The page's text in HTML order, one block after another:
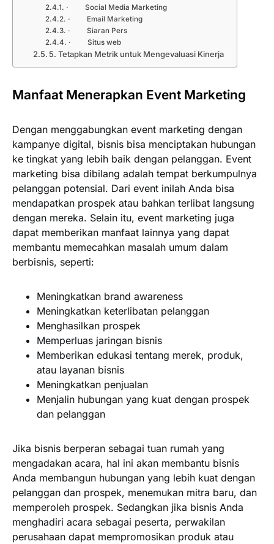
· Social Media Marketing
· Email Marketing
· Siaran Pers
· Situs web
5. Tetapkan Metrik untuk Mengevaluasi Kinerja
Manfaat Menerapkan Event Marketing
Dengan menggabungkan event marketing dengan
kampanye digital, bisnis bisa menciptakan hubungan
ke tingkat yang lebih baik dengan pelanggan. Event
marketing bisa dibilang adalah tempat berkumpulnya
pelanggan potensial. Dari event inilah Anda bisa
mendapatkan prospek atau bahkan terlibat langsung
dengan mereka. Selain itu, event marketing juga
dapat memberikan manfaat lainnya yang dapat
membantu memecahkan masalah umum dalam
berbisnis, seperti:
Meningkatkan brand awareness
Meningkatkan keterlibatan pelanggan
Menghasilkan prospek
Memperluas jaringan bisnis
Memberikan edukasi tentang merek, produk,
atau layanan bisnis
Meningkatkan penjualan
Menjalin hubungan yang kuat dengan prospek
dan pelanggan
Jika bisnis berperan sebagai tuan rumah yang
mengadakan acara, hal ini akan membantu bisnis
Anda membangun hubungan yang lebih kuat dengan
pelanggan dan prospek, menemukan mitra baru, dan
memperoleh prospek. Sedangkan jika bisnis Anda
menghadiri acara sebagai peserta, perwakilan
perusahaan dapat mempromosikan produk atau